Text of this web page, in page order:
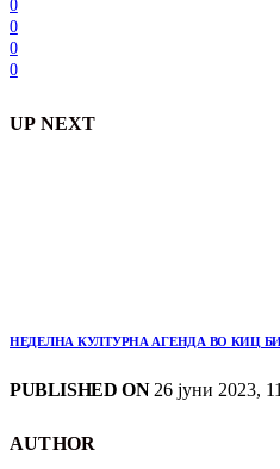
0
0
0
0
UP NEXT
НЕДЕЛНА КУЛТУРНА АГЕНДА ВО КИЦ
PUBLISHED ON26 јуни 2023,
AUTHOR